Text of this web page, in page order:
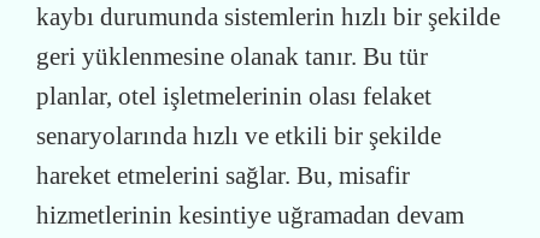
kaybı durumunda sistemlerin hızlı bir şekilde
geri yüklenmesine olanak tanır. Bu tür
planlar, otel işletmelerinin olası felaket
senaryolarında hızlı ve etkili bir şekilde
hareket etmelerini sağlar. Bu, misafir
hizmetlerinin kesintiye uğramadan devam